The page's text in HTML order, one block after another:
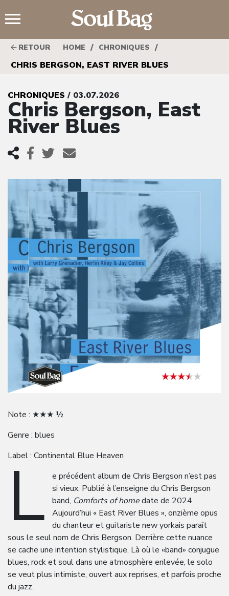
RETOUR HOME / CHRONIQUES /
CHRIS BERGSON, EAST RIVER BLUES
CHRONIQUES / 03.07.2026
Chris Bergson, East
River Blues
Note : ★★★ ½
Genre : blues
Label : Continental Blue Heaven
L
e précédent album de Chris Bergson n’est pas
si vieux. Publié à l’enseigne du Chris Bergson
band, Comforts of homedate de 2024.
Aujourd’hui « East River Blues », onzième opus
du chanteur et guitariste new yorkais paraît
sous le seul nom de Chris Bergson. Derrière cette nuance
se cache une intention stylistique. Là où le «band» conjugue
blues, rock et soul dans une atmosphère enlevée, le solo
se veut plus intimiste, ouvert aux reprises, et parfois proche
du jazz.